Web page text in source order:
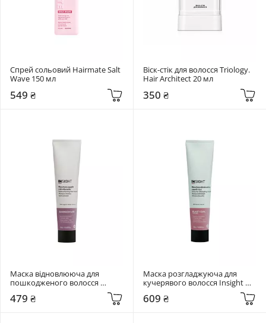
Спрей сольовий Hairmate Salt
Wave 150 мл
549 ₴
Віск-стік для волосся Triology.
Hair Architect 20 мл
350 ₴
Маска відновлююча для
пошкодженого волосся
Insight  Damaged Hair Mask
Restructurizing 200 мл
479 ₴
Маска розгладжуюча для
кучерявого волосся Insight
609 ₴